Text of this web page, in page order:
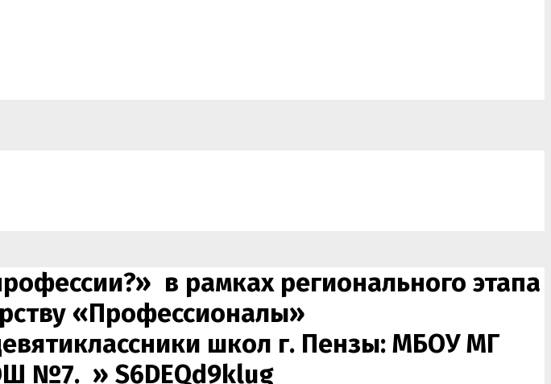
в рамках регионального этапа
«Профессионалы»
школ г. Пензы: МБОУ МГ
№7. » S6DEQd9klug